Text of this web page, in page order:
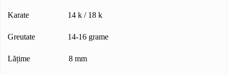
Karate 14 k / 18 k
Greutate 14-16 grame
Lățime 8 mm